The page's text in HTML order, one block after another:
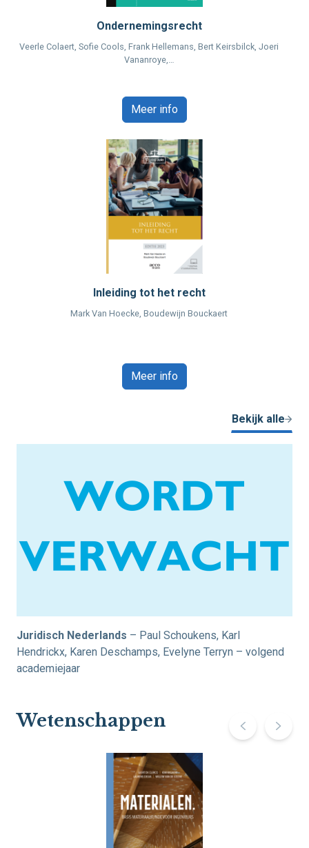
Ondernemingsrecht
Veerle Colaert, Sofie Cools, Frank Hellemans, Bert Keirsbilck, Joeri
Vananroye,…
Meer info
Inleiding tot het recht
Mark Van Hoecke, Boudewijn Bouckaert
Meer info
Bekijk alle
Juridisch Nederlands – Paul Schoukens, Karl
Hendrickx, Karen Deschamps, Evelyne Terryn – volgend
academiejaar
Wetenschappen